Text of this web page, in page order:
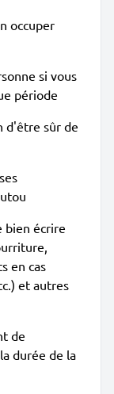
occuper
si vous
période
d'être sûr de
bien écrire
en cas
et autres
de
durée de la